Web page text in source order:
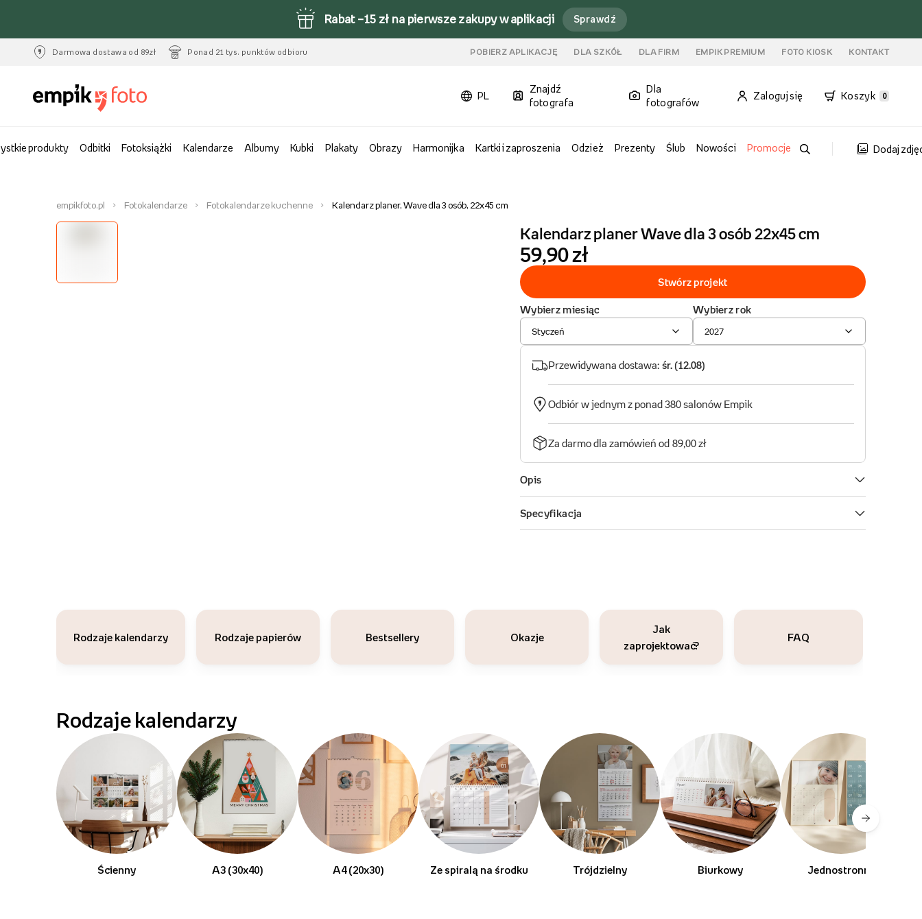
Rabat –15 zł na pierwsze zakupy w aplikacji Sprawdź
Darmowa dostawa od 89zł Ponad 21 tys. punktów odbioru POBIERZ APLIKACJĘ DLA SZKÓŁ DLA FIRM EMPIK PREMIUM FOTO KIOSK KONTAKT
PL
Znajdź
fotografa
Dla
fotografów
Zaloguj się Koszyk 0
produkty Odbitki Fotoksiążki Kalendarze Albumy Kubki Plakaty Obrazy Harmonijka Kartki i zaproszenia Odzież Prezenty Ślub Nowości Promocje Dodaj
empikfoto.pl Fotokalendarze Fotokalendarze kuchenne Kalendarz planer, Wave dla 3 osób, 22x45 cm
Rodzaje kalendarzy Rodzaje papierów Bestsellery Okazje
Jak
zaprojektować?
FAQ
Rodzaje kalendarzy
Ścienny A3 (30x40) A4 (20x30) Ze spiralą na środku Trójdzielny Biurkowy Jednostronny